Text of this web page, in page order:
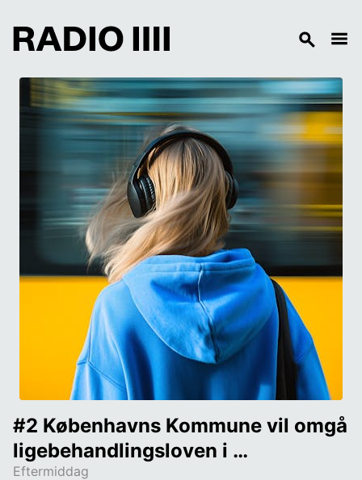
Eftermiddag
#2 Københavns Kommune vil omgå
ligebehandlingsloven i